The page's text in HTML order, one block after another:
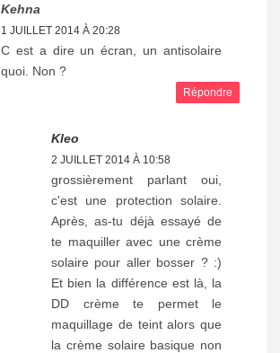
Kehna
1 JUILLET 2014 À 20:28
C est a dire un écran, un antisolaire
quoi. Non ?
Répondre
Kleo
2 JUILLET 2014 À 10:58
grossièrement parlant oui,
c'est une protection solaire.
Après, as-tu déjà essayé de
te maquiller avec une crème
solaire pour aller bosser ? :)
Et bien la différence est là, la
DD crème te permet le
maquillage de teint alors que
la crème solaire basique non